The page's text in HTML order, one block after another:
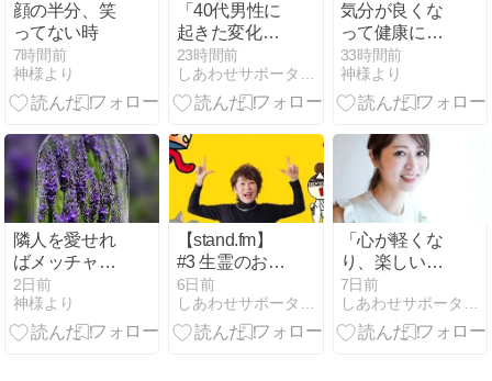
顔の半分、笑
ってない時
7時間前
神様より
「40代男性に
起きた変化！
左肩の異様な
重さは、5体
の憑き物！」
23時間前
しあわせサポーター ユトリナのブログ
気分が良くな
って健康にな
って運が良く
なる考え方
33時間前
神様より
隣人を愛せれ
ばメッチャ良
くなる現実
2日前
神様より
【stand.fm】
#3 生霊のお話
し（怖くない
よ！）
6日前
しあわせサポーター ユトリナのブログ
「心が軽くな
り、楽しい
日々が戻って
きました」
7日前
しあわせサポーター ユトリナのブログ